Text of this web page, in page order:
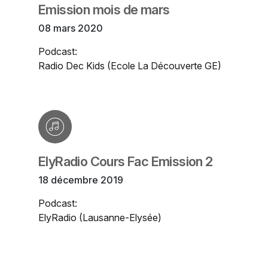
Emission mois de mars
08 mars 2020
Podcast:
Radio Dec Kids (Ecole La Découverte GE)
ElyRadio Cours Fac Emission 2
18 décembre 2019
Podcast:
ElyRadio (Lausanne-Elysée)